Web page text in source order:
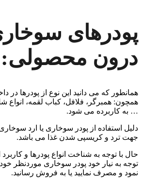
پودرهای
درون محصولی:
همانطور که می دانید این نوع از پودرها در
همچون: همبرگر، فلافل، کباب لقمه، انواع
… به کاربرده می شود.
دلیل استفاده از پودر سوخاری یا ارد
جهت ترد و کریسپی شدن غذا می باشد.
حال با توجه به شناخت انواع پودرها و کاربرد
توجه به نیار خود پودر سوخاری موردنظر
نمود و مصرف نمایید یا به فروش رسانید.